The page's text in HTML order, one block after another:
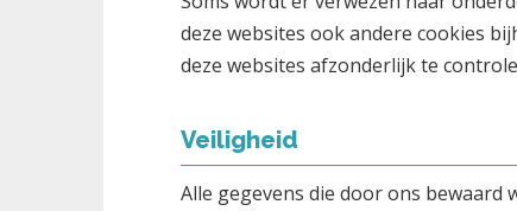
deze websites ook andere cookies
deze websites afzonderlijk te
Veiligheid
Alle gegevens die door ons bewaard